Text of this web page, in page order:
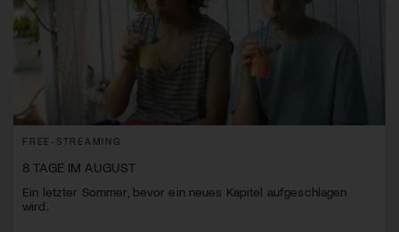
FREE-STREAMING
8 TAGE IM AUGUST
Ein letzter Sommer, bevor ein neues Kapitel aufgeschlagen
wird.